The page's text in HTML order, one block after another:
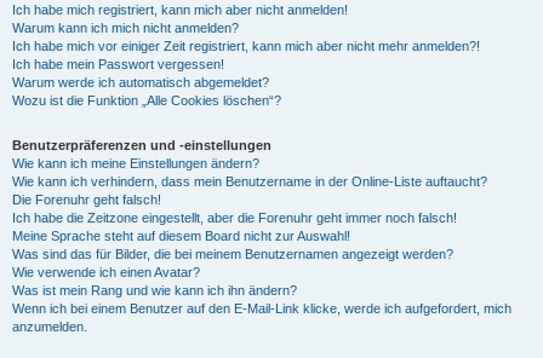
Ich habe mich registriert, kann mich aber nicht anmelden!
Warum kann ich mich nicht anmelden?
Ich habe mich vor einiger Zeit registriert, kann mich aber nicht mehr anmelden?!
Ich habe mein Passwort vergessen!
Warum werde ich automatisch abgemeldet?
Wozu ist die Funktion „Alle Cookies löschen“?
Benutzerpräferenzen und -einstellungen
Wie kann ich meine Einstellungen ändern?
Wie kann ich verhindern, dass mein Benutzername in der Online-Liste auftaucht?
Die Forenuhr geht falsch!
Ich habe die Zeitzone eingestellt, aber die Forenuhr geht immer noch falsch!
Meine Sprache steht auf diesem Board nicht zur Auswahl!
Was sind das für Bilder, die bei meinem Benutzernamen angezeigt werden?
Wie verwende ich einen Avatar?
Was ist mein Rang und wie kann ich ihn ändern?
Wenn ich bei einem Benutzer auf den E-Mail-Link klicke, werde ich aufgefordert, mich
anzumelden.